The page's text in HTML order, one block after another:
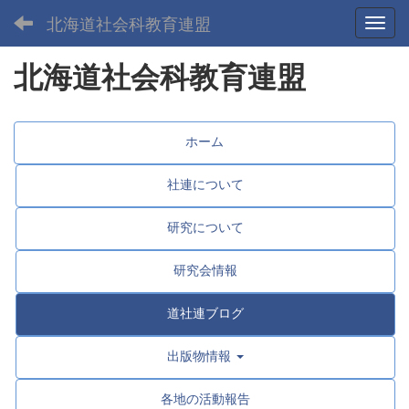
北海道社会科教育連盟
北海道社会科教育連盟
ホーム
社連について
研究について
研究会情報
道社連ブログ
出版物情報
各地の活動報告